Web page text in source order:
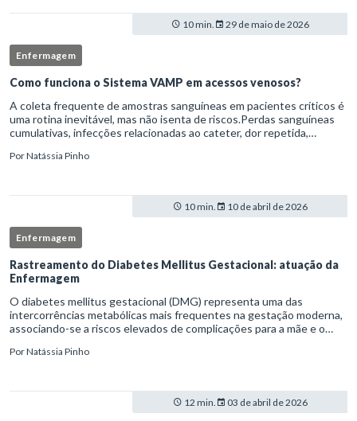
10 min. 29 de maio de 2026
Enfermagem
Como funciona o Sistema VAMP em acessos venosos?
A coleta frequente de amostras sanguíneas em pacientes críticos é
uma rotina inevitável, mas não isenta de riscos.Perdas sanguíneas
cumulativas, infecções relacionadas ao cateter, dor repetida,
PorNatássia Pinho
10 min. 10 de abril de 2026
Enfermagem
Rastreamento do Diabetes Mellitus Gestacional: atuação da
Enfermagem
O diabetes mellitus gestacional (DMG) representa uma das
intercorrências metabólicas mais frequentes na gestação moderna,
associando-se a riscos elevados de complicações para a mãe e o
enferm
PorNatássia Pinho
12 min. 03 de abril de 2026